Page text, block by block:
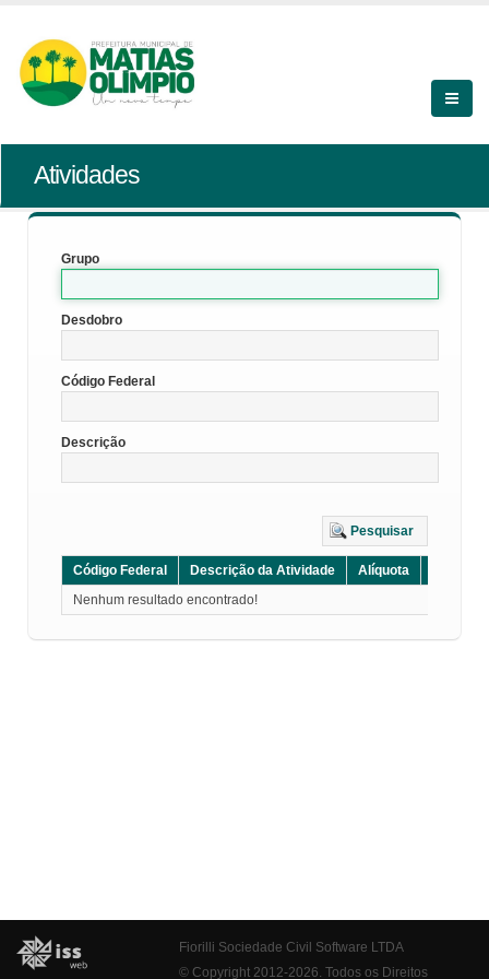
Atividades
Grupo
Desdobro
Código Federal
Descrição
Pesquisar
Código Federal Descrição da Atividade Alíquota
Nenhum resultado encontrado!
Fiorilli Sociedade Civil Software LTDA
© Copyright 2012-2026. Todos os Direitos